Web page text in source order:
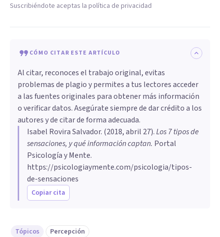
Suscribiéndote aceptas la política de privacidad
CÓMO CITAR ESTE ARTÍCULO
Al citar, reconoces el trabajo original, evitas
problemas de plagio y permites a tus lectores acceder
a las fuentes originales para obtener más información
o verificar datos. Asegúrate siempre de dar crédito a los
autores y de citar de forma adecuada.
Isabel Rovira Salvador. (2018, abril 27).Los 7 tipos de
sensaciones, y qué información captan. Portal
Psicología y Mente.
https://psicologiaymente.com/psicologia/tipos-
de-sensaciones
Copiar cita
Tópicos Percepción